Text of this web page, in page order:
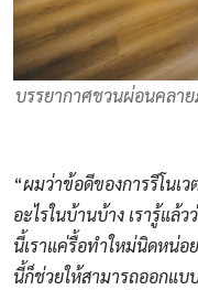
บรรยากาศชวนผ่อนคลา
“ผมว่าข้อดีของการรีโนเ
อะไรในบ้านบ้าง เรารู้แล้
นี้เราแค่รื้อทำใหม่นิดหน่อ
นี้ก็ช่วยให้สามารถออกแ